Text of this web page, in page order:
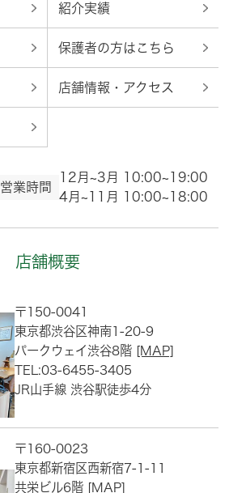
紹介実績
保護者の方はこちら
店舗情報・アクセス
営業時間
12月~3月 10:00~19:00
4月~11月 10:00~18:00
店舗概要
〒150-0041
東京都渋谷区神南1-20-9
パークウェイ渋谷8階 [MAP]
TEL:03-6455-3405
JR山手線 渋谷駅徒歩4分
〒160-0023
東京都新宿区西新宿7-1-11
共栄ビル6階 [MAP]